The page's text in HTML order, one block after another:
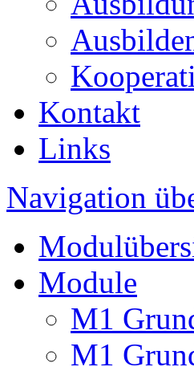
Kontakt
Links
Navigation
Module
M1
M1